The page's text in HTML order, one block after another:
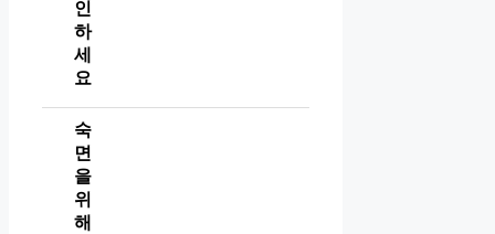
인
하
세
요
숙
면
을
위
해